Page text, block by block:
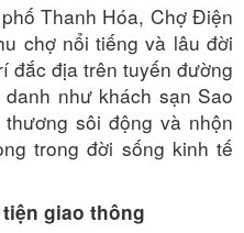
Thanh Hóa, Chợ Điện
chợ nổi tiếng và lâu đời
đắc địa trên tuyến đường
như khách sạn Sao
sôi động và nhộn
trong đời sống kinh tế
giao thông